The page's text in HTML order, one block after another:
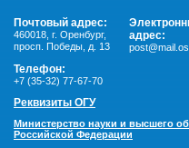
Почтовый адрес:
460018 г. Оренбург,
просп. Победы, д. 13
адрес:
Телефон:
+7 (35-32) 77-67-70
Реквизиты ОГУ
Министерство науки и высшего
Российской Федерации